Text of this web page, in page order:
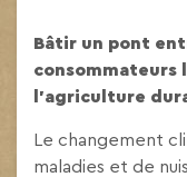
Bâtir un pont
consommateurs
l’agriculture
Le changement
maladies et de